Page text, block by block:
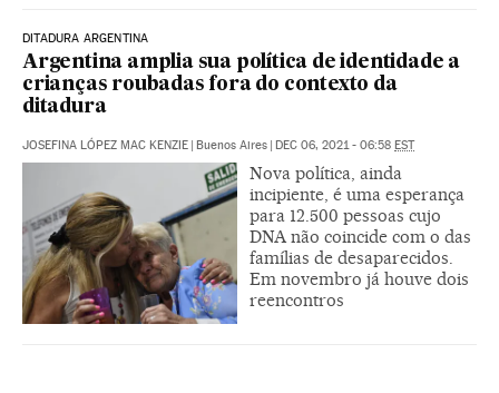
DITADURA ARGENTINA
Argentina amplia sua política de identidade a
crianças roubadas fora do contexto da
ditadura
JOSEFINA LÓPEZ MAC KENZIE | Buenos Aires | DEC 06, 2021 - 06:58 EST
Nova política, ainda
incipiente, é uma esperança
para 12.500 pessoas cujo
DNA não coincide com o das
famílias de desaparecidos.
Em novembro já houve dois
reencontros